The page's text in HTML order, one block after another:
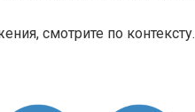
смотрите по контексту.